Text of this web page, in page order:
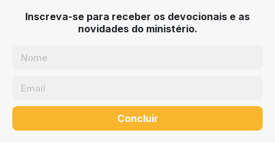
Inscreva-se para receber os devocionais e as
novidades do ministério.
Concluir